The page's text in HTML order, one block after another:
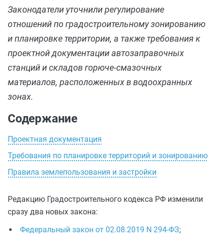
Законодатели уточнили регулирование
отношений по градостроительному зонированию
и планировке территории, а также требования к
проектной документации автозаправочных
станций и складов горюче-смазочных
материалов, расположенных в водоохранных
зонах.
Содержание
Проектная документация
Требования по планировке территорий и зонированию
Правила землепользования и застройки
Редакцию Градостроительного кодекса РФ изменили
сразу два новых закона:
Федеральный закон от 02.08.2019 N 294-ФЗ;